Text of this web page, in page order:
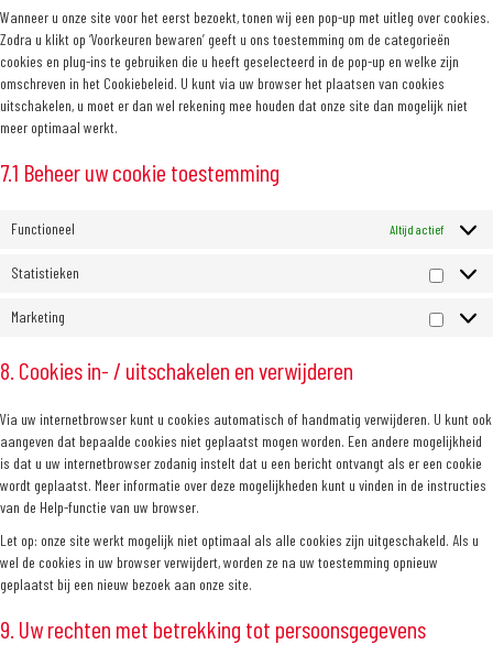
Wanneer u onze site voor het eerst bezoekt, tonen wij een pop-up met uitleg over cookies.
Zodra u klikt op ‘Voorkeuren bewaren’ geeft u ons toestemming om de categorieën
cookies en plug-ins te gebruiken die u heeft geselecteerd in de pop-up en welke zijn
omschreven in het Cookiebeleid. U kunt via uw browser het plaatsen van cookies
uitschakelen, u moet er dan wel rekening mee houden dat onze site dan mogelijk niet
meer optimaal werkt.
7.1 Beheer uw cookie toestemming
Functioneel Altijd actief
Statistieken
Marketing
8. Cookies in- / uitschakelen en verwijderen
Via uw internetbrowser kunt u cookies automatisch of handmatig verwijderen. U kunt ook
aangeven dat bepaalde cookies niet geplaatst mogen worden. Een andere mogelijkheid
is dat u uw internetbrowser zodanig instelt dat u een bericht ontvangt als er een cookie
wordt geplaatst. Meer informatie over deze mogelijkheden kunt u vinden in de instructies
van de Help-functie van uw browser.
Let op: onze site werkt mogelijk niet optimaal als alle cookies zijn uitgeschakeld. Als u
wel de cookies in uw browser verwijdert, worden ze na uw toestemming opnieuw
geplaatst bij een nieuw bezoek aan onze site.
9. Uw rechten met betrekking tot persoonsgegevens